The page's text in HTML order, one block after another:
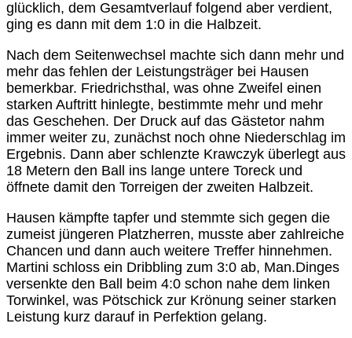
glücklich, dem Gesamtverlauf folgend aber verdient,
ging es dann mit dem 1:0 in die Halbzeit.
Nach dem Seitenwechsel machte sich dann mehr und
mehr das fehlen der Leistungsträger bei Hausen
bemerkbar. Friedrichsthal, was ohne Zweifel einen
starken Auftritt hinlegte, bestimmte mehr und mehr
das Geschehen. Der Druck auf das Gästetor nahm
immer weiter zu, zunächst noch ohne Niederschlag im
Ergebnis. Dann aber schlenzte Krawczyk überlegt aus
18 Metern den Ball ins lange untere Toreck und
öffnete damit den Torreigen der zweiten Halbzeit.
Hausen kämpfte tapfer und stemmte sich gegen die
zumeist jüngeren Platzherren, musste aber zahlreiche
Chancen und dann auch weitere Treffer hinnehmen.
Martini schloss ein Dribbling zum 3:0 ab, Man.Dinges
versenkte den Ball beim 4:0 schon nahe dem linken
Torwinkel, was Pötschick zur Krönung seiner starken
Leistung kurz darauf in Perfektion gelang.